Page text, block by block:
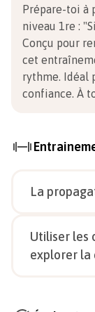
Prépare-toi à
niveau 1re :
Conçu pour
cet
rythme. Idéal
confiance. À
La
Utiliser les
explorer